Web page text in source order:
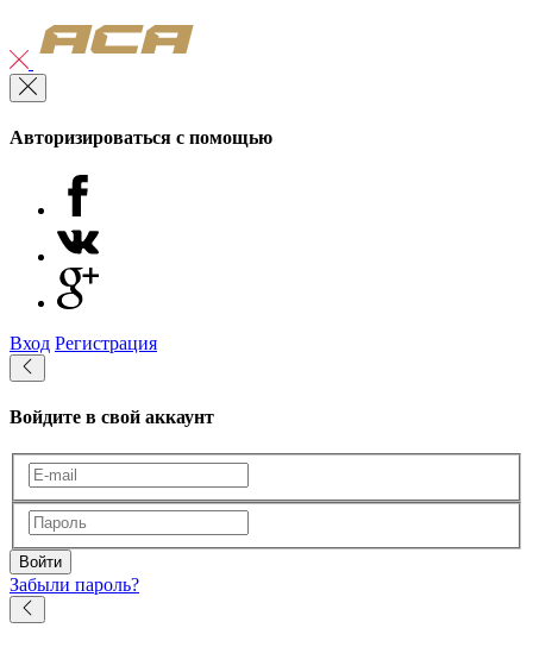
Авторизироваться с помощью
Вход Регистрация
Войдите в свой аккаунт
Войти
Забыли пароль?